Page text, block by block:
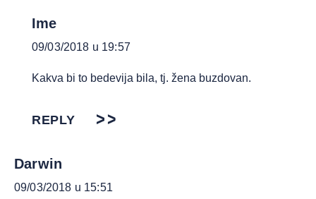
Ime
09/03/2018 u 19:57
Kakva bi to bedevija bila, tj. žena buzdovan.
REPLY
Darwin
09/03/2018 u 15:51